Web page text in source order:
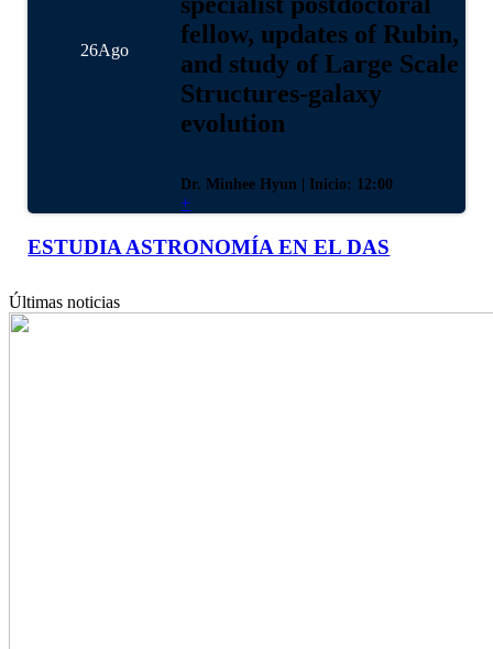
26Ago
fellow, updates of Rubin,
and study of Large Scale
Structures-galaxy
evolution
Dr. Minhee Hyun | Inicio: 12:00
+
ESTUDIA ASTRONOMÍA EN EL DAS
Últimas noticias